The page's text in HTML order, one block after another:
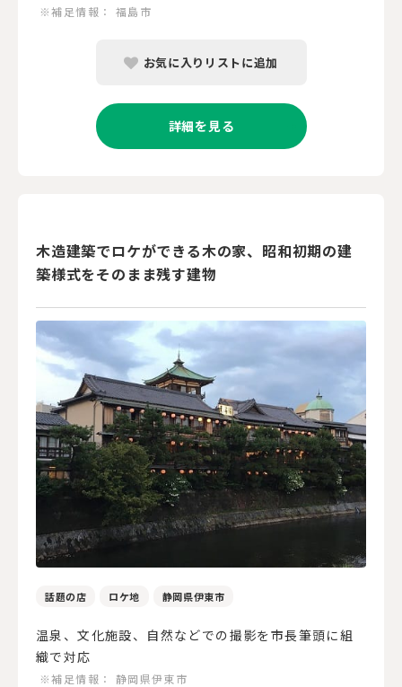
※補足情報： 福島市
お気に入りリストに追加
詳細を見る
木造建築でロケができる木の家、昭和初期の建
築様式をそのまま残す建物
話題の店 ロケ地 静岡県伊東市
温泉、文化施設、自然などでの撮影を市長筆頭に組
織で対応
※補足情報： 静岡県伊東市